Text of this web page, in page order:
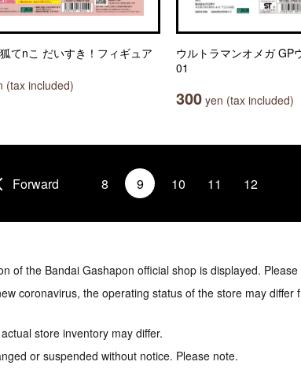
てnこ だいすき！フィギュア
(tax included)
ウルトラマンオメガ GP
01
300 yen (tax included)
Forward 8 9 10 11 12
of the Bandai Gashapon official shop is displayed.
coronavirus, the operating status of the store may differ
store inventory may differ.
or suspended without notice. Please note.